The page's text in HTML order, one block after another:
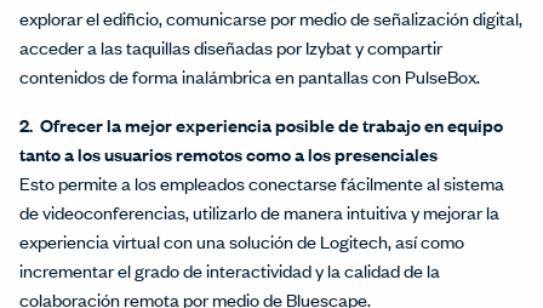
explorar el edificio, comunicarse por medio de señalización digital,
acceder a las taquillas diseñadas por Izybat y compartir
contenidos de forma inalámbrica en pantallas con PulseBox.
2. Ofrecer la mejor experiencia posible de trabajo en equipo
tanto a los usuarios remotos como a los presenciales
Esto permite a los empleados conectarse fácilmente al sistema
de videoconferencias, utilizarlo de manera intuitiva y mejorar la
experiencia virtual con una solución de Logitech, así como
incrementar el grado de interactividad y la calidad de la
colaboración remota por medio de Bluescape.